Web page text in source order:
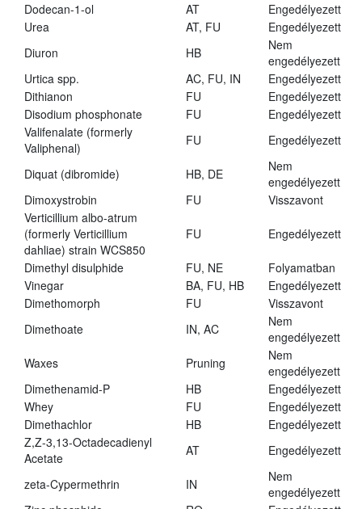
Dodecan-1-ol AT
Engedélyezett
Urea
AT, FU
Engedélyezett
Diuron
HB
Nem
engedélyezett
Urtica spp.
AC, FU, IN
Engedélyezett
Dithianon
FU
Engedélyezett
Disodium phosphonate
FU
Engedélyezett
Valifenalate (formerly
Valiphenal)
FU Engedélyezett
Diquat (dibromide) HB, DE
Nem
engedélyezett
Dimoxystrobin
FU
Visszavont
Verticillium albo-atrum
(formerly Verticillium
dahliae) strain WCS850
FU Engedélyezett
Dimethyl disulphide FU, NE
Folyamatban
Vinegar
BA, FU, HB
Engedélyezett
Dimethomorph
FU
Visszavont
Dimethoate
IN, AC
Nem
engedélyezett
Waxes
Pruning
Nem
engedélyezett
Dimethenamid-P
HB
Engedélyezett
Whey
FU
Engedélyezett
Dimethachlor
HB
Engedélyezett
Z,Z-3,13-Octadecadienyl
Acetate
AT Engedélyezett
zeta-Cypermethrin IN
Nem
engedélyezett